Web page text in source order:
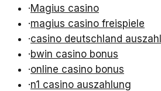
·Magius casino
·magius casino freispiele
·casino deutschland
·bwin casino bonus
·online casino bonus
·n1 casino auszahlung